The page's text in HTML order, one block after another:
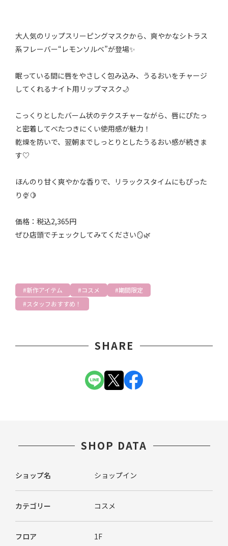
大人気のリップスリーピングマスクから、爽やかなシトラス
系フレーバー“レモンソルベ”が登場✨
眠っている間に唇をやさしく包み込み、うるおいをチャージ
してくれるナイト用リップマスク🌙
こっくりとしたバーム状のテクスチャーながら、唇にぴたっ
と密着してべたつきにくい使用感が魅力！
乾燥を防いで、翌朝までしっとりとしたうるおい感が続きま
す♡
ほんのり甘く爽やかな香りで、リラックスタイムにもぴった
り🍨🍋
価格：税込2,365円
ぜひ店頭でチェックしてみてください🪞🌿
新作アイテム コスメ
期間限定
スタッフおすすめ！
SHARE
SHOP DATA
ショップ名 ショップイン
カテゴリー コスメ
フロア 1F